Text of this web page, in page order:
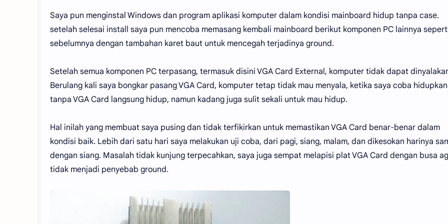
Saya pun menginstal Windows dan program aplikasi komputer dalam kondisi mainboard hidup tanpa case.
setelah selesai install saya pun mencoba memasang kembali mainboard berikut komponen PC lainnya
sebelumnya dengan tambahan karet baut untuk mencegah terjadinya ground.
Setelah semua komponen PC terpasang, termasuk disini VGA Card External, komputer tidak dapat
Berulang kali saya bongkar pasang VGA Card, komputer tetap tidak mau menyala, ketika saya coba hidupkan
tanpa VGA Card langsung hidup, namun kadang juga sulit sekali untuk mau hidup.
Hal inilah yang membuat saya pusing dan tidak terfikirkan untuk memastikan VGA Card benar-benar dalam
kondisi baik. Lebih dari satu hari saya melakukan uji coba, dari pagi, siang, malam, dan dikesokan harinya
dengan siang. Masalah tidak kunjung terpecahkan, saya juga sempat melapisi plat VGA Card dengan busa
tidak menjadi penyebab ground.